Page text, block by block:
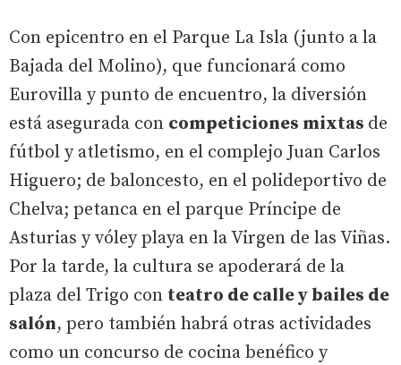
Con epicentro en el Parque La Isla (junto a la
Bajada del Molino), que funcionará como
Eurovilla y punto de encuentro, la diversión
está asegurada con competiciones mixtas de
fútbol y atletismo, en el complejo Juan Carlos
Higuero; de baloncesto, en el polideportivo de
Chelva; petanca en el parque Príncipe de
Asturias y vóley playa en la Virgen de las Viñas.
Por la tarde, la cultura se apoderará de la
plaza del Trigo con teatro de calle y bailes de
salón, pero también habrá otras actividades
como un concurso de cocina benéfico y